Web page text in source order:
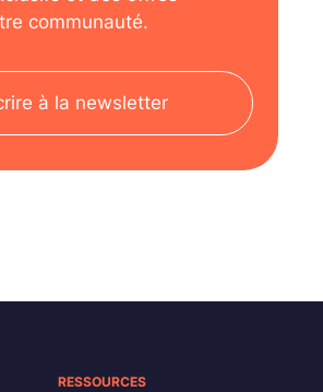
communauté.
à la newsletter
RESSOURCES